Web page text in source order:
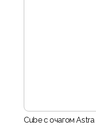
Cube с очагом